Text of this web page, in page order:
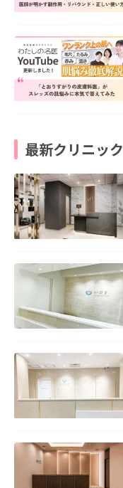
最新クリニック